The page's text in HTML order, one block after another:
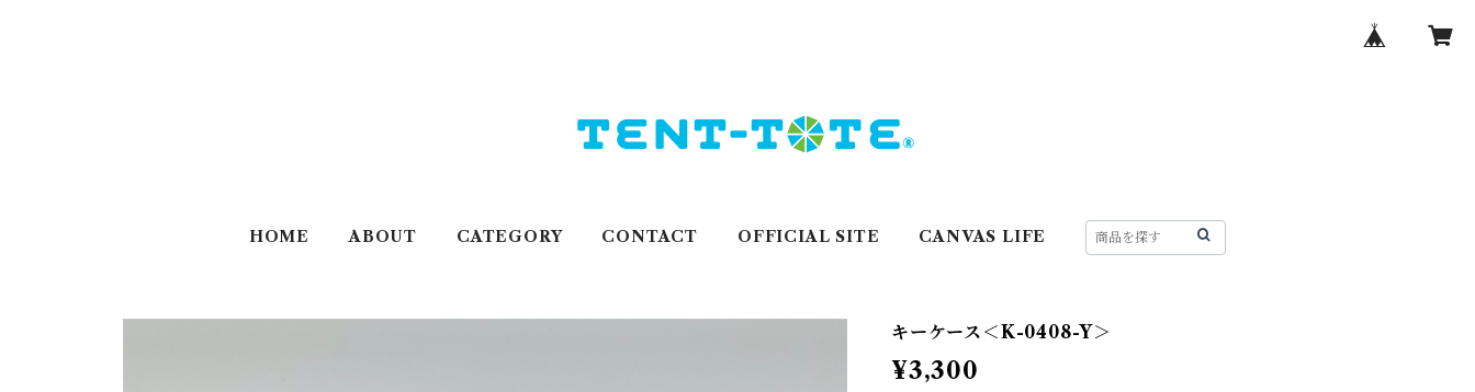
HOME ABOUT CATEGORY CONTACT OFFICIAL SITE CANVAS LIFE
キーケース＜K-0408-Y＞
¥3,300